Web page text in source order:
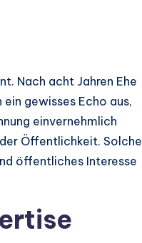
Nach acht Jahren Ehe
gewisses Echo aus,
einvernehmlich
Öffentlichkeit. Solche
öffentliches Interesse